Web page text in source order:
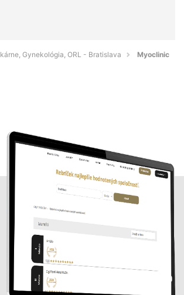
Gynekológia, ORL - Bratislava Myoclinic